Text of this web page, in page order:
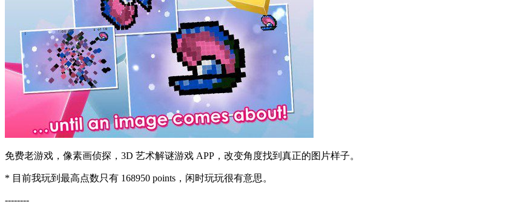
免费老游戏，像素画侦探，3D 艺术解谜游戏 APP，改变角度找到真正的图片样子。
* 目前我玩到最高点数只有 168950 points，闲时玩玩很有意思。
--------